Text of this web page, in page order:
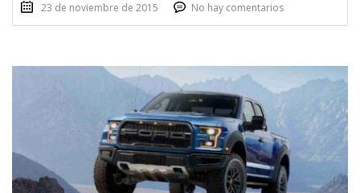
23 de noviembre de 2015 No hay comentarios